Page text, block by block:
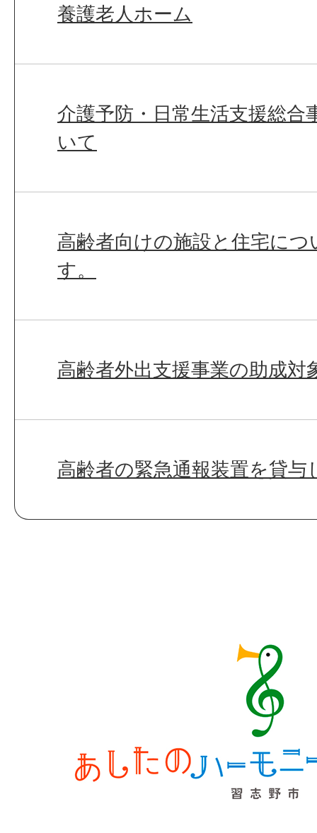
養護老人ホーム
介護予防・日常生活支援総合
いて
高齢者向けの施設と住宅に
す。
高齢者外出支援事業の助成対
高齢者の緊急通報装置を貸与